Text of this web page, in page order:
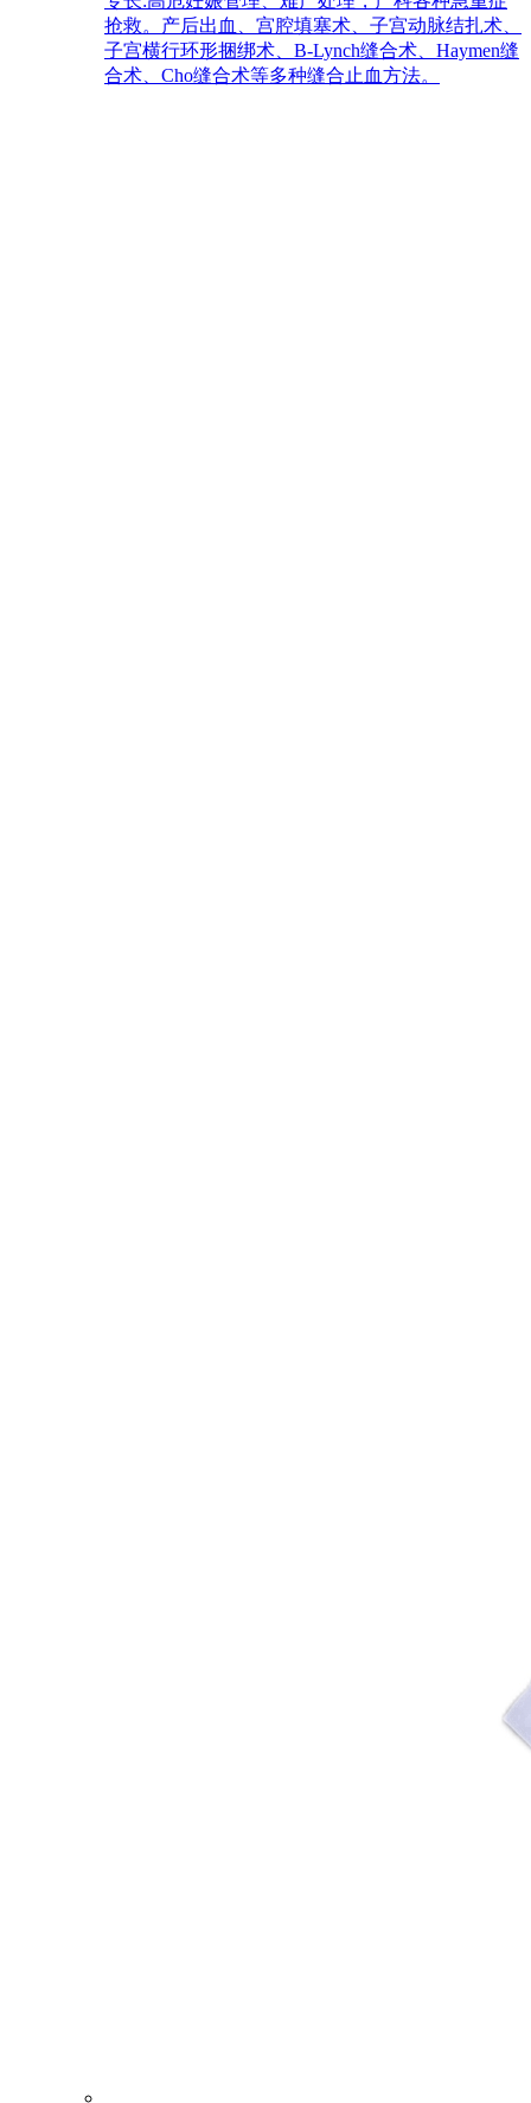
抢救。产后出血、宫腔填塞术、子宫动脉结扎术、
子宫横行环形捆绑术、B-Lynch缝合术、Haymen缝
合术、Cho缝合术等多种缝合止血方法。